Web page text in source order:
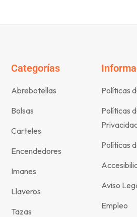
Categorías
Abrebotellas
Bolsas
Carteles
Encendedores
Imanes
Llaveros
Tazas
Políticas
Políticas
Políticas
Aviso
Empleo